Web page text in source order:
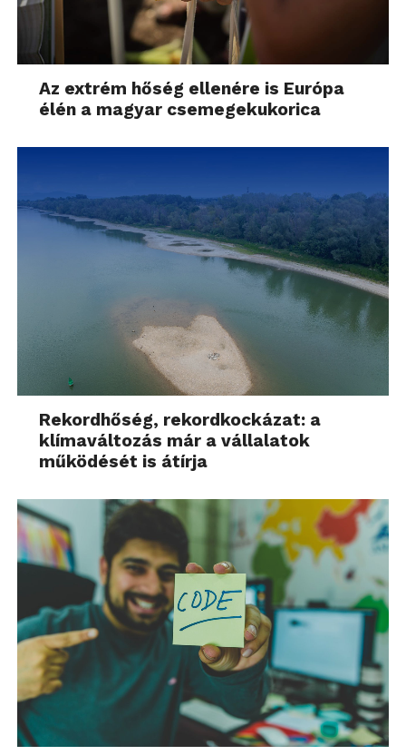
Az extrém hőség ellenére is Európa
élén a magyar csemegekukorica
Rekordhőség, rekordkockázat: a
klímaváltozás már a vállalatok
működését is átírja